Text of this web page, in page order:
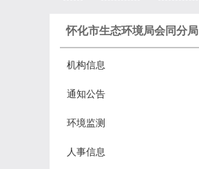
怀化市生态环境局会同分局
机构信息
通知公告
环境监测
人事信息